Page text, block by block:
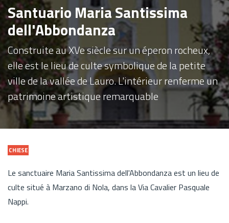
Santuario Maria Santissima
dell'Abbondanza
Construite au XVe siècle sur un éperon rocheux,
elle est le lieu de culte symbolique de la petite
ville de la vallée de Lauro. L'intérieur renferme un
patrimoine artistique remarquable
CHIESE
Le sanctuaire Maria Santissima dell'Abbondanza est un lieu de
culte situé à Marzano di Nola, dans la Via Cavalier Pasquale
Nappi.